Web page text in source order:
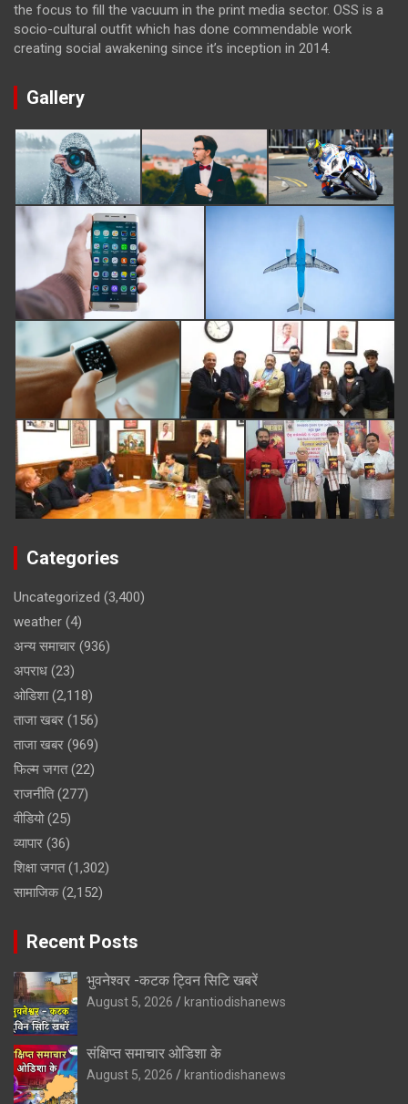
the focus to fill the vacuum in the print media sector. OSS is a
socio-cultural outfit which has done commendable work
creating social awakening since it’s inception in 2014.
Gallery
Categories
Uncategorized (3,400)
weather (4)
अन्य समाचार (936)
अपराध (23)
ओडिशा(2,118)
ताजा खबर (156)
ताजा खबर (969)
फिल्म जगत(22)
राजनीति(277)
वीडियो(25)
व्यापार (36)
शिक्षा जगत(1,302)
सामाजिक(2,152)
Recent Posts
भुवनेश्वर -कटक ट्विन सिटि खबरें
August 5, 2026 krantiodishanews
संक्षिप्त समाचार ओडिशा के
August 5, 2026 krantiodishanews